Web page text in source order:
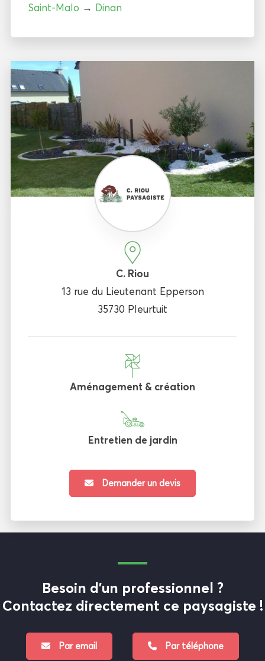
Saint-Malo → Dinan
C. Riou
13 rue du Lieutenant Epperson
35730 Pleurtuit
Aménagement & création
Entretien de jardin
Demander un devis
Besoin d'un professionnel ?
Contactez directement ce paysagiste !
Par email Par téléphone